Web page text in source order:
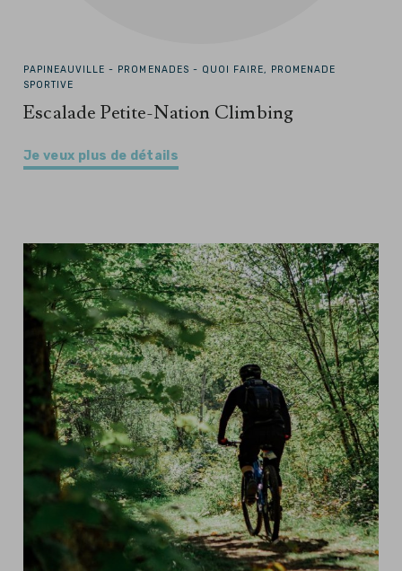
PAPINEAUVILLE - PROMENADES - QUOI FAIRE, PROMENADE
SPORTIVE
Escalade Petite-Nation Climbing
Je veux plus de détails